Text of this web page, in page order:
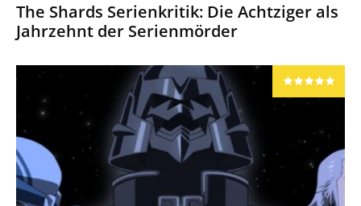
The Shards Serienkritik: Die Achtziger als
Jahrzehnt der Serienmörder